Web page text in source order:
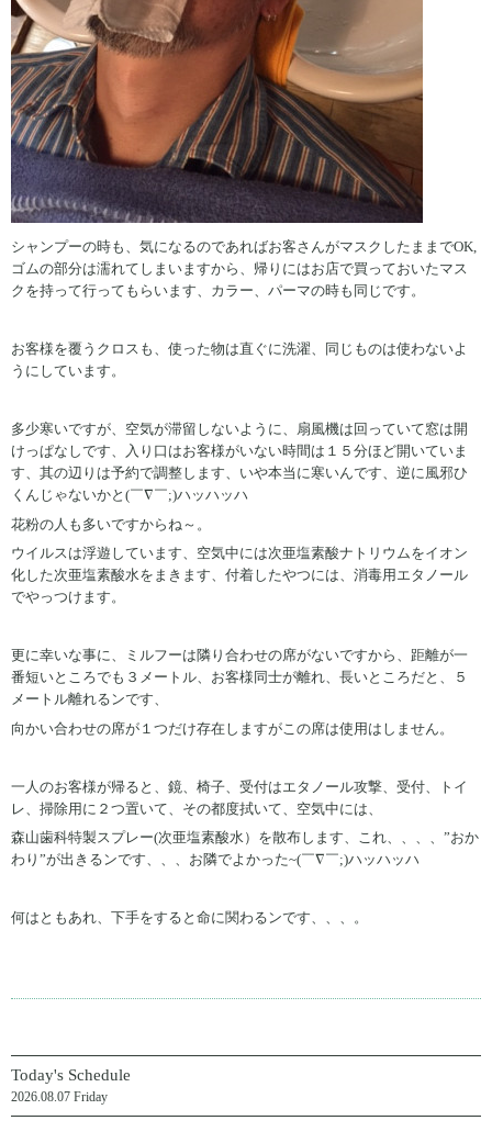
シャンプーの時も、気になるのであればお客さんがマスクしたままでOK,
ゴムの部分は濡れてしまいますから、帰りにはお店で買っておいたマス
クを持って行ってもらいます、カラー、パーマの時も同じです。
お客様を覆うクロスも、使った物は直ぐに洗濯、同じものは使わないよ
うにしています。
多少寒いですが、空気が滞留しないように、扇風機は回っていて窓は開
けっぱなしです、入り口はお客様がいない時間は１５分ほど開いていま
す、其の辺りは予約で調整します、いや本当に寒いんです、逆に風邪ひ
くんじゃないかと(￣∇￣;)ハッハッハ
花粉の人も多いですからね～。
ウイルスは浮遊しています、空気中には次亜塩素酸ナトリウムをイオン
化した次亜塩素酸水をまきます、付着したやつには、消毒用エタノール
でやっつけます。
更に幸いな事に、ミルフーは隣り合わせの席がないですから、距離が一
番短いところでも３メートル、お客様同士が離れ、長いところだと、５
メートル離れるンです、
向かい合わせの席が１つだけ存在しますがこの席は使用はしません。
一人のお客様が帰ると、鏡、椅子、受付はエタノール攻撃、受付、トイ
レ、掃除用に２つ置いて、その都度拭いて、空気中には、
森山歯科特製スプレー(次亜塩素酸水）を散布します、これ、、、、”おか
わり”が出きるンです、、、お隣でよかった~(￣∇￣;)ハッハッハ
何はともあれ、下手をすると命に関わるンです、、、。
Today's Schedule
2026.08.07 Friday